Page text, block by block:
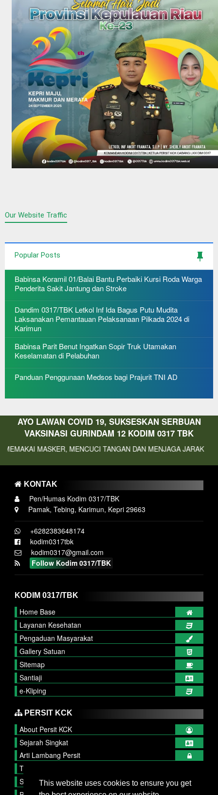
This website uses cookies to ensure you get
Our Website Traffic
Popular Posts
Babinsa Koramil 01/Balai Bantu Perbaiki Kursi Roda Warga
Penderita Sakit Jantung dan Stroke
Dandim 0317/TBK Letkol Inf Ida Bagus Putu Mudita
Laksanakan Pemantauan Pelaksanaan Pilkada 2024 di
Karimun
Babinsa Parit Benut Ingatkan Sopir Truk Utamakan
Keselamatan di Pelabuhan
Panduan Penggunaan Medsos bagi Prajurit TNI AD
AYO LAWAN COVID 19, SUKSESKAN SERBUAN
VAKSINASI GURINDAM 12 KODIM 0317 TBK
MENCUCI TANGAN DAN MENJAGA JARAK
KONTAK
Pen/Humas Kodim 0317/TBK
Pamak, Tebing, Karimun, Kepri 29663
+6282383648174
kodim0317tbk
kodim0317@gmail.com
Follow Kodim 0317/TBK
KODIM 0317/TBK
Home Base
Layanan Kesehatan
Pengaduan Masyarakat
Gallery Satuan
Sitemap
Santiaji
e-Kliping
PERSIT KCK
About Persit KCK
Sejarah Singkat
Arti Lambang Persit
Tupok, Sifat dan Watak
Struktur Organisasi